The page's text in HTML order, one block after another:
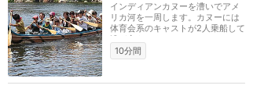
インディアンカヌーを漕いでアメ
リカ河を一周します。カヌーには
体育会系のキャストが2人乗船して
漕ぎ方をレクチャ...
10分間